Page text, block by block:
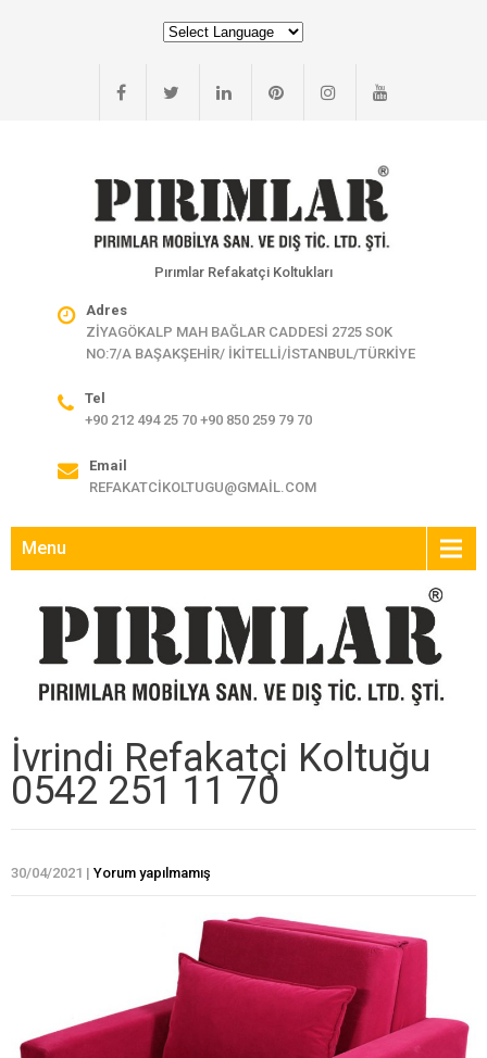
Pırımlar Refakatçi Koltukları
Adres
ZİYAGÖKALP MAH BAĞLAR CADDESİ 2725 SOK
NO:7/A BAŞAKŞEHİR/ İKİTELLİ/İSTANBUL/TÜRKİYE
Tel
+90 212 494 25 70 +90 850 259 79 70
Email
REFAKATCIKOLTUGU@GMAIL.COM
Menu
İvrindi Refakatçi Koltuğu
0542 251 11 70
30/04/2021 | Yorum yapılmamış